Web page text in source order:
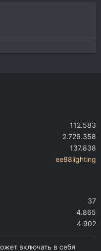
112.583
2.726.358
137.838
ee88lighting
37
4.865
4.902
включать в себя